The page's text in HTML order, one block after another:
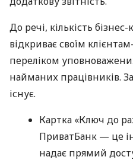
До речі, кількість
відкриває своїм
переліком
найманих працівників.
існує.
Картка «Ключ до
ПриватБанк — це
надає прямий